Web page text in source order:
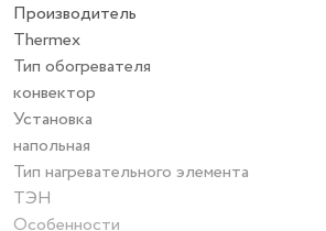
Производитель
Thermex
Тип обогревателя
конвектор
Установка
напольная
Тип нагревательного элемента
ТЭН
Особенности